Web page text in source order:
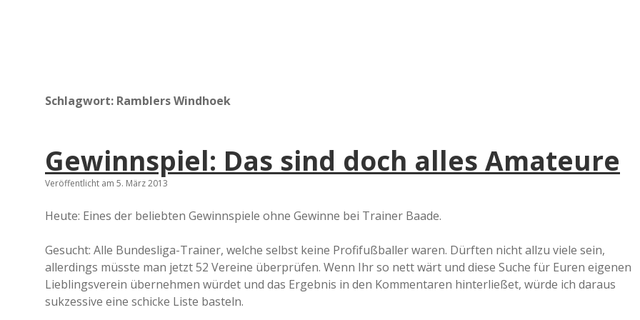
a
d
e
Schlagwort: Ramblers Windhoek
Gewinnspiel: Das sind doch alles Amateure
Veröffentlicht am 5. März 2013
Heute: Eines der beliebten Gewinnspiele ohne Gewinne bei Trainer Baade.
Gesucht: Alle Bundesliga-Trainer, welche selbst keine Profifußballer waren. Dürften nicht allzu viele sein,
allerdings müsste man jetzt 52 Vereine überprüfen. Wenn Ihr so nett wärt und diese Suche für Euren eigenen
Lieblingsverein übernehmen würdet und das Ergebnis in den Kommentaren hinterließet, würde ich daraus
sukzessive eine schicke Liste basteln.